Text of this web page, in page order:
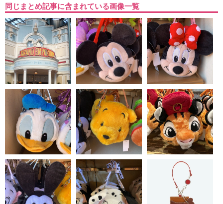
同じまとめ記事に含まれている画像一覧